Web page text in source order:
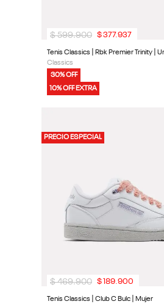
Tenis Classics | Rbk Premier Trinity |
Classics
30% OFF
10% OFF EXTRA
$ 599.900 $377.937
PRECIO ESPECIAL
Tenis Classics | Club C Bulc | Mujer
$ 469.900 $ 189.900